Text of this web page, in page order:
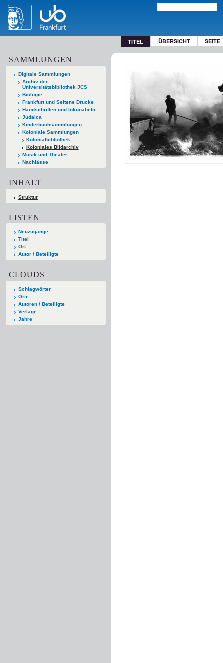
TITEL ÜBERSICHT SEITE
SAMMLUNGEN
Digitale Sammlungen
Archiv der
Universitätsbibliothek JCS
Biologie
Frankfurt und Seltene Drucke
Handschriften und Inkunabeln
Judaica
Kinderbuchsammlungen
Koloniale Sammlungen
Kolonialbibliothek
Koloniales Bildarchiv
Musik und Theater
Nachlässe
INHALT
Struktur
LISTEN
Neuzugänge
Titel
Ort
Autor / Beteiligte
CLOUDS
Schlagwörter
Orte
Autoren / Beteiligte
Verlage
Jahre